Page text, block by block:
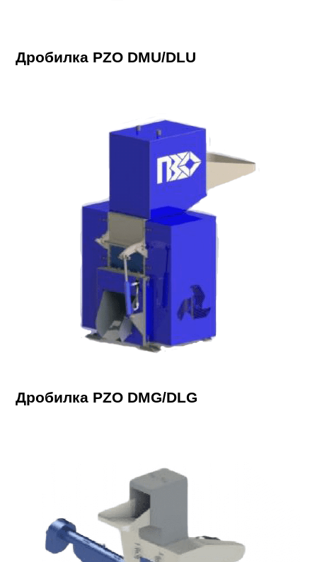
Дробилка PZO DMU/DLU
Дробилка PZO DMG/DLG